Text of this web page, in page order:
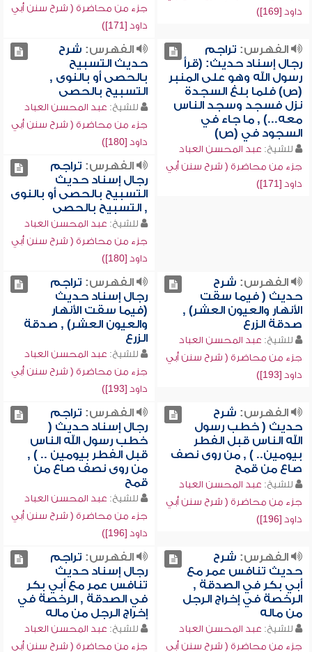
داود [169])
جزء من محاضرة ( شرح سنن أبي
داود [171])
الفهرس: تراجم
رجال إسناد حديث: (قرأ
رسول الله وهو على المنبر
(ص) فلما بلغ السجدة
نزل فسجد وسجد الناس
معه...) , ما جاء في
السجود في (ص)
للشيخ: عبد المحسن العباد
جزء من محاضرة ( شرح سنن أبي
داود [171])
الفهرس: شرح
حديث التسبيح
بالحصى أو بالنوى ,
التسبيح بالحصى
للشيخ: عبد المحسن العباد
جزء من محاضرة ( شرح سنن أبي
داود [180])
الفهرس: تراجم
رجال إسناد حديث
التسبيح بالحصى أو بالنوى
, التسبيح بالحصى
للشيخ: عبد المحسن العباد
جزء من محاضرة ( شرح سنن أبي
داود [180])
الفهرس: شرح
حديث ( فيما سقت
الأنهار والعيون العشر) ,
صدقة الزرع
للشيخ: عبد المحسن العباد
جزء من محاضرة ( شرح سنن أبي
داود [193])
الفهرس: تراجم
رجال إسناد حديث
(فيما سقت الأنهار
والعيون العشر) , صدقة
الزرع
للشيخ: عبد المحسن العباد
جزء من محاضرة ( شرح سنن أبي
داود [193])
الفهرس: شرح
حديث ( خطب رسول
الله الناس قبل الفطر
بيومين.. ) , من روى نصف
صاع من قمح
للشيخ: عبد المحسن العباد
جزء من محاضرة ( شرح سنن أبي
داود [196])
الفهرس: تراجم
رجال إسناد حديث (
خطب رسول الله الناس
قبل الفطر بيومين .. ) ,
من روى نصف صاع من
قمح
للشيخ: عبد المحسن العباد
جزء من محاضرة ( شرح سنن أبي
داود [196])
الفهرس: شرح
حديث تنافس عمر مع
أبي بكر في الصدقة ,
الرخصة في إخراج الرجل
من ماله
للشيخ: عبد المحسن العباد
جزء من محاضرة ( شرح سنن أبي
الفهرس: تراجم
رجال إسناد حديث
تنافس عمر مع أبي بكر
في الصدقة , الرخصة في
إخراج الرجل من ماله
للشيخ: عبد المحسن العباد
جزء من محاضرة ( شرح سنن أبي